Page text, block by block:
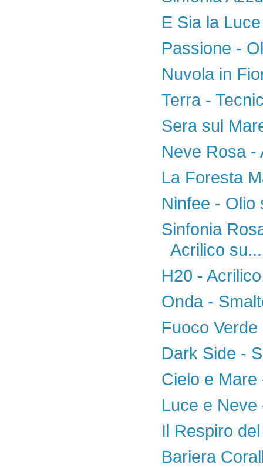
E Sia la
Passione -
Nuvola in
Terra -
Sera sul
Neve Rosa -
La Foresta
Ninfee - Olio
Sinfonia
Acrilico su...
H20 -
Onda -
Fuoco
Dark Side -
Cielo e
Luce e
Il Respiro
Bariera